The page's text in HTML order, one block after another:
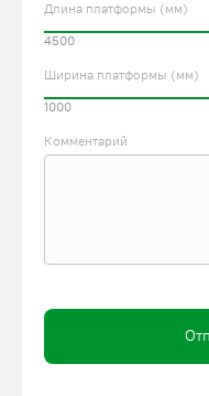
Длина платформы (мм)
4500
Ширина платформы (мм)
1000
Комментарий